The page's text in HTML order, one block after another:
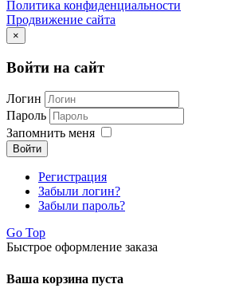
Политика конфиденциальности
Продвижение сайта
×
Войти на сайт
Логин
Пароль
Запомнить меня
Войти
Регистрация
Забыли логин?
Забыли пароль?
Go Top
Быстрое оформление заказа
Ваша корзина пуста